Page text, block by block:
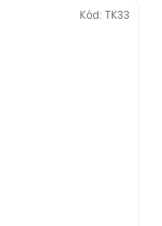
Kód: TK33